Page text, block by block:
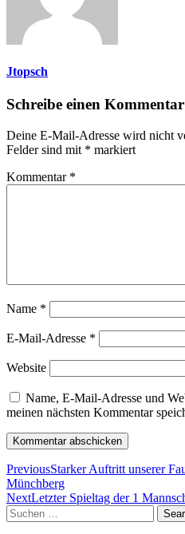
Jtopsch
Schreibe einen Kommentar
Deine E-Mail-Adresse wird nicht
Felder sind mit * markiert
Kommentar *
Name *
E-Mail-Adresse *
Website
Name, E-Mail-Adresse und
meinen nächsten Kommentar
Beitragsnavigation
PreviousStarker Auftritt unserer
Münchberg
NextLetzter Spieltag der 1
Suchen
nach: